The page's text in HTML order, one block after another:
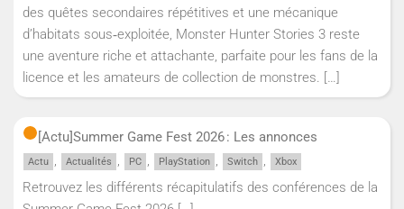
des quêtes secondaires répétitives et une mécanique
d’habitats sous‑exploitée, Monster Hunter Stories 3 reste
une aventure riche et attachante, parfaite pour les fans de la
licence et les amateurs de collection de monstres. […]
[Actu]Summer Game Fest 2026 : Les annonces
Actu , Actualités , PC , PlayStation , Switch , Xbox
Retrouvez les différents récapitulatifs des conférences de la